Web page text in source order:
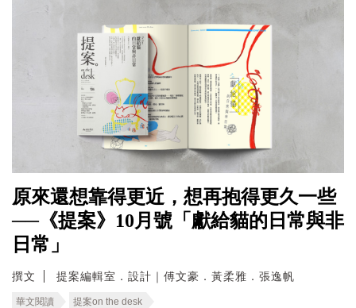
原來還想靠得更近，想再抱得更久一些
──《提案》10月號「獻給貓的日常與非
日常」
撰文 提案編輯室．設計｜傅文豪．黃柔雅．張逸帆
華文閱讀 提案on the desk